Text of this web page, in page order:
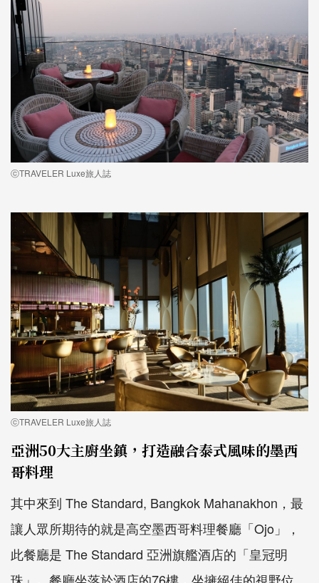
ⓒTRAVELER Luxe旅人誌
ⓒTRAVELER Luxe旅人誌
亞洲50大主廚坐鎮，打造融合泰式風味的墨西
哥料理
其中來到 The Standard, Bangkok Mahanakhon，最
讓人眾所期待的就是高空墨西哥料理餐廳「Ojo」，
此餐廳是 The Standard 亞洲旗艦酒店的「皇冠明
珠」。餐廳坐落於酒店的76樓，坐擁絕佳的視野位